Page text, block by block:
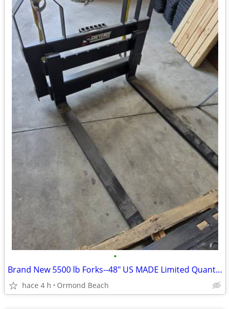
•
Brand New 5500 lb Forks--48" US MADE Limited Quantities
hace 4 h Ormond Beach